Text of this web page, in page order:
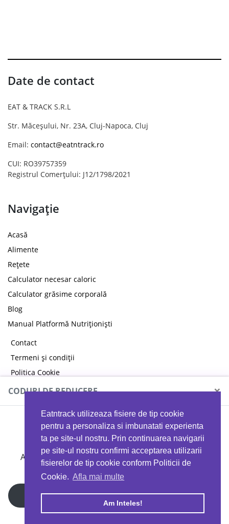
Eatntrack utilizeaza fisiere de tip cookie
pentru a personaliza si imbunatati experienta
ta pe site-ul nostru. Prin continuarea navigarii
pe site-ul nostru confirmi acceptarea utilizarii
fisierelor de tip cookie conform Politicii de
Cookie. Afla mai multe
Am Inteles!
Date de contact
EAT & TRACK S.R.L
Str. Măceșului, Nr. 23A, Cluj-Napoca, Cluj
Email: contact@eatntrack.ro
CUI: RO39757359
Registrul Comerțului: J12/1798/2021
Navigație
Acasă
Alimente
Rețete
Calculator necesar caloric
Calculator grăsime corporală
Blog
Manual Platformă Nutriționiști
Contact
Termeni și condiții
Politica Cookie
Politica de confidențialitate
Copyright © 2026 EAT & TRACK S.R.L
CODURI DE REDUCERE ×
MYPROTEIN
Ai 40%reducere la orice comandă folosind codul
EATTRACK
Profită acum